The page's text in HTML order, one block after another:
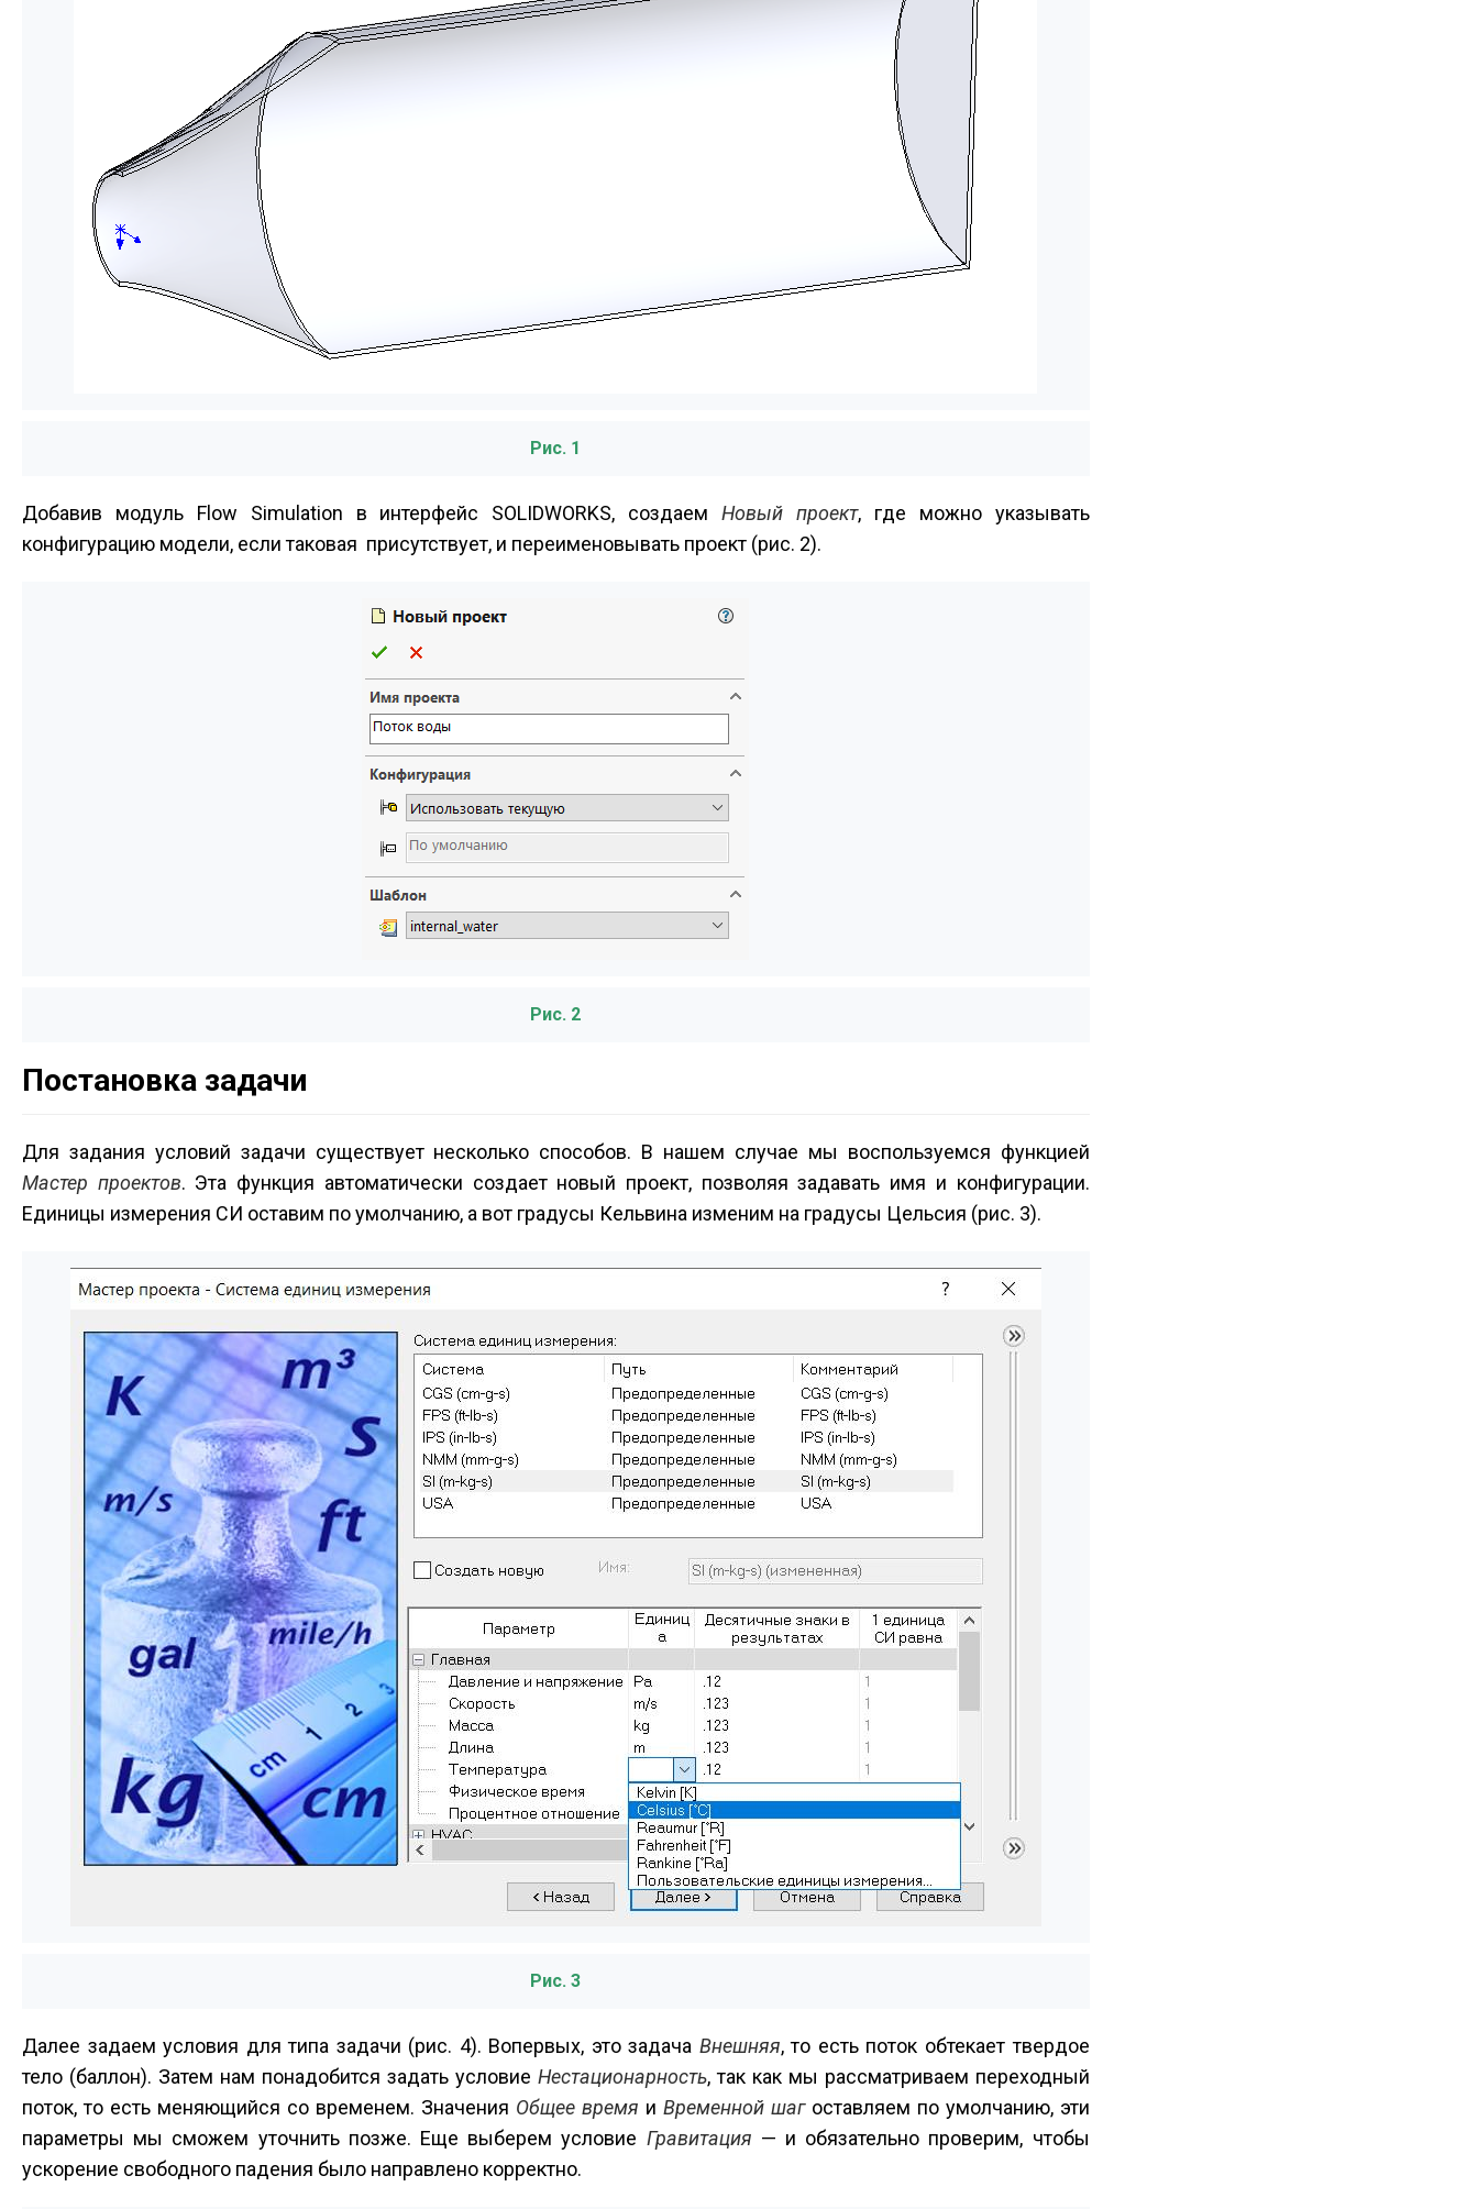
Рис. 1
Добавив модуль Flow Simulation в интерфейс SOLIDWORKS, создаем Новый проект, где можно указывать
конфигурацию модели, если таковая присутствует, и переименовывать проект (рис. 2).
Рис. 2
Постановка задачи
Для задания условий задачи существует несколько способов. В нашем случае мы воспользуемся функцией
Мастер проектов. Эта функция автоматически создает новый проект, позволяя задавать имя и конфигурации.
Единицы измерения СИ оставим по умолчанию, а вот градусы Кельвина изменим на градусы Цельсия (рис. 3).
Рис. 3
Далее задаем условия для типа задачи (рис. 4). Во­первых, это задача Внешняя, то есть поток обтекает твердое
тело (баллон). Затем нам понадобится задать условие Нестационарность, так как мы рассматриваем переходный
поток, то есть меняющийся со временем. Значения Общее время и Временной шагоставляем по умолчанию, эти
параметры мы сможем уточнить позже. Еще выберем условие Гравитация — и обязательно проверим, чтобы
ускорение свободного падения было направлено корректно.